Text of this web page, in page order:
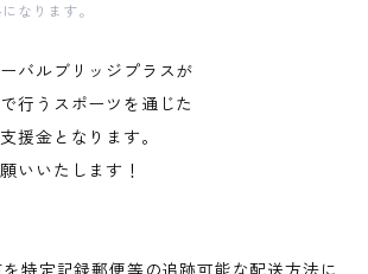
なります。
バルブリッジプラスが
行うスポーツを通じた
援金となります。
いいたします！